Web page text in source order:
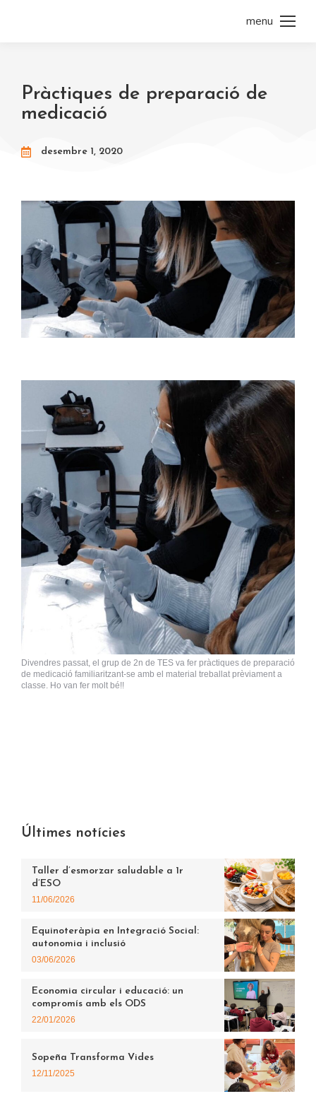
menu
Pràctiques de preparació de
medicació
desembre 1, 2020
Divendres passat, el grup de 2n de TES va fer pràctiques de preparació
de medicació familiaritzant-se amb el material treballat prèviament a
classe. Ho van fer molt bé!!
Últimes notícies
Taller d’esmorzar saludable a 1r
d’ESO
11/06/2026
Equinoteràpia en Integració Social:
autonomia i inclusió
03/06/2026
Economia circular i educació: un
compromís amb els ODS
22/01/2026
Sopeña Transforma Vides
12/11/2025